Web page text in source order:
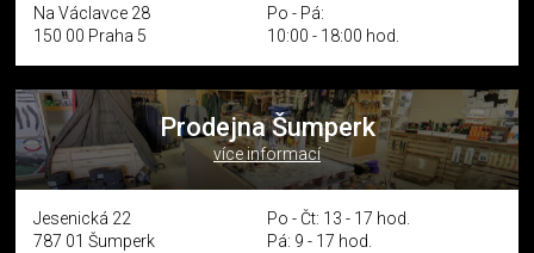
Na Václavce 28
150 00 Praha 5
Po - Pá:
10:00 - 18:00 hod.
Prodejna Šumperk
více informací
Jesenická 22
787 01 Šumperk
Po - Čt: 13 - 17 hod.
Pá: 9 - 17 hod.